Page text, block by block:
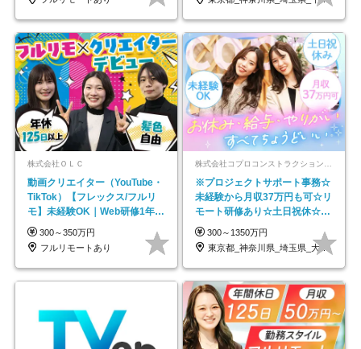
株式会社ＯＬＣ
動画クリエイター（YouTube・
TikTok）【フレックス/フルリ
モ】未経験OK｜Web研修1年間
｜副業OK
300～350万円
フルリモートあり
※プロジェクトサポート事務☆
未経験から月収37万円も可☆リ
モート研修あり☆土日祝休☆20
代～30代活躍/b
300～1350万円
東京都_神奈川県_埼玉県_大阪府_愛知県…